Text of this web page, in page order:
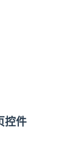
控件